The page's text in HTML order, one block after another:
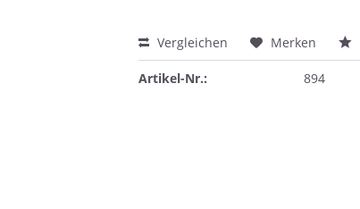
Vergleichen Merken
Artikel-Nr.: 894